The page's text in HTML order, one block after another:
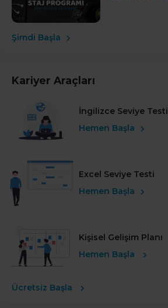
Şimdi Başla
Kariyer Araçları
İngilizce Seviye Testi
Hemen Başla
Excel Seviye Testi
Hemen Başla
Kişisel Gelişim Planı
Hemen Başla
Ücretsiz Başla